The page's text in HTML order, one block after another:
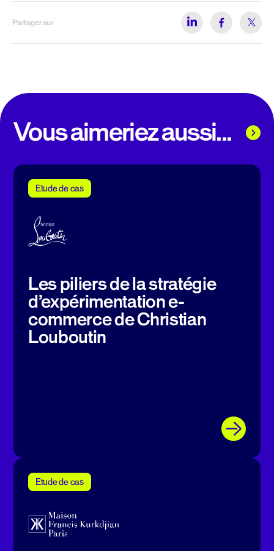
Partager sur
Vous aimeriez aussi...
Etude de cas
Les piliers de la stratégie
d’expérimentation e-
commerce de Christian
Louboutin
Etude de cas